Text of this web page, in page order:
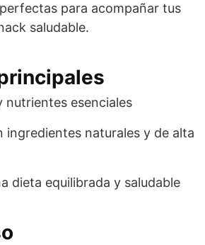
para acompañar tus
saludable.
nutrientes esenciales
ingredientes naturales y de alta
dieta equilibrada y saludable